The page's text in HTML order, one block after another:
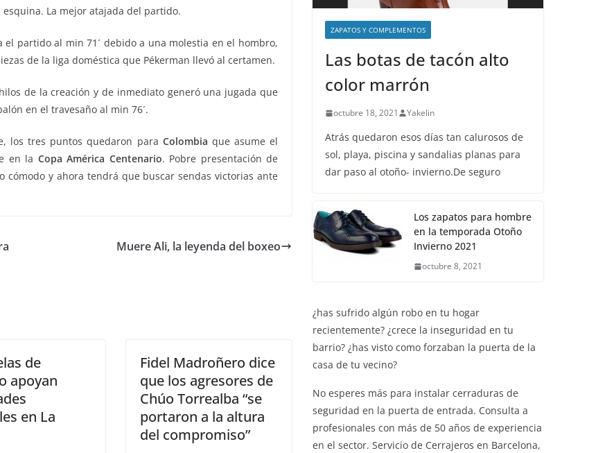
La mejor atajada del partido.
partido al min 71´ debido a una molestia en el hombro,
de la liga doméstica que Pékerman llevó al certamen.
de la creación y de inmediato generó una jugada que
en el travesaño al min 76´.
los tres puntos quedaron para Colombia que asume el
en la Copa América Centenario. Pobre presentación de
y ahora tendrá que buscar sendas victorias ante
Muere Ali, la leyenda del boxeo
de
apoyan
en La
Fidel Madroñero dice
que los agresores de
Chúo Torrealba “se
portaron a la altura
del compromiso”
ZAPATOS Y COMPLEMENTOS
Las botas de tacón alto
color marrón
octubre 18, 2021 Yakelin
Atrás quedaron esos días tan calurosos de
sol, playa, piscina y sandalias planas para
dar paso al otoño- invierno.De seguro
Los zapatos para hombre
en la temporada Otoño
Invierno 2021
octubre 8, 2021
¿has sufrido algún robo en tu hogar
recientemente? ¿crece la inseguridad en tu
barrio? ¿has visto como forzaban la puerta de la
casa de tu vecino?
No esperes más para instalar cerraduras de
seguridad en la puerta de entrada. Consulta a
profesionales con más de 50 años de experiencia
en el sector. Servicio de Cerrajeros en Barcelona,